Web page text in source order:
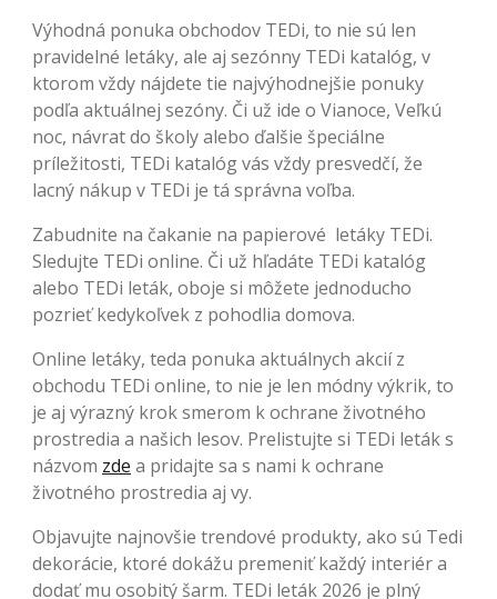
Výhodná ponuka obchodov TEDi, to nie sú len
pravidelné letáky, ale aj sezónny TEDi katalóg, v
ktorom vždy nájdete tie najvýhodnejšie ponuky
podľa aktuálnej sezóny. Či už ide o Vianoce, Veľkú
noc, návrat do školy alebo ďalšie špeciálne
príležitosti, TEDi katalóg vás vždy presvedčí, že
lacný nákup v TEDi je tá správna voľba.
Zabudnite na čakanie na papierové letáky TEDi.
Sledujte TEDi online. Či už hľadáte TEDi katalóg
alebo TEDi leták, oboje si môžete jednoducho
pozrieť kedykoľvek z pohodlia domova.
Online letáky, teda ponuka aktuálnych akcií z
obchodu TEDi online, to nie je len módny výkrik, to
je aj výrazný krok smerom k ochrane životného
prostredia a našich lesov. Prelistujte si TEDi leták s
názvom zde a pridajte sa s nami k ochrane
životného prostredia aj vy.
Objavujte najnovšie trendové produkty, ako sú Tedi
dekorácie, ktoré dokážu premeniť každý interiér a
dodať mu osobitý šarm. TEDi leták 2026 je plný